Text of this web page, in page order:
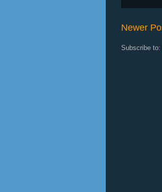
Newer
Subscribe to: